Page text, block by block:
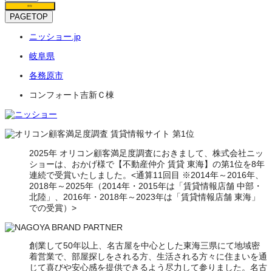
保存
PAGETOP
ニッショー.jp
岐阜県
各務原市
コンフォート吉新Ｃ棟
2025年 オリコン顧客満足度調査におきまして、株式会社ニッ
ショーは、おかげ様で【不動産仲介 賃貸 東海】の第1位を8年
連続で受賞いたしました。<通算11回目 ※2014年～2016年、
2018年～2025年（2014年・2015年は「賃貸情報店舗 中部・
北陸」、2016年・2018年～2023年は「賃貸情報店舗 東海」
での受賞）>
創業して50年以上、名古屋を中心とした東海三県にて地域密
着営業で、部屋探しをされる方、生活される方々に住まいを通
じて喜びや安心感を提供できるよう尽力して参りました。名古